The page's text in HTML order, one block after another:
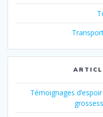
Témoignages